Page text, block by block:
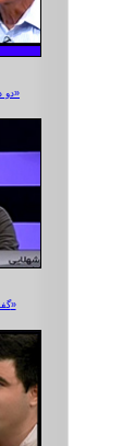
دو دیواره‌نورد فرانسوی و «ابراهیم نوتاش»
گفت‌وگو با «رضا شهلائی» فاتح «آناپورنا»